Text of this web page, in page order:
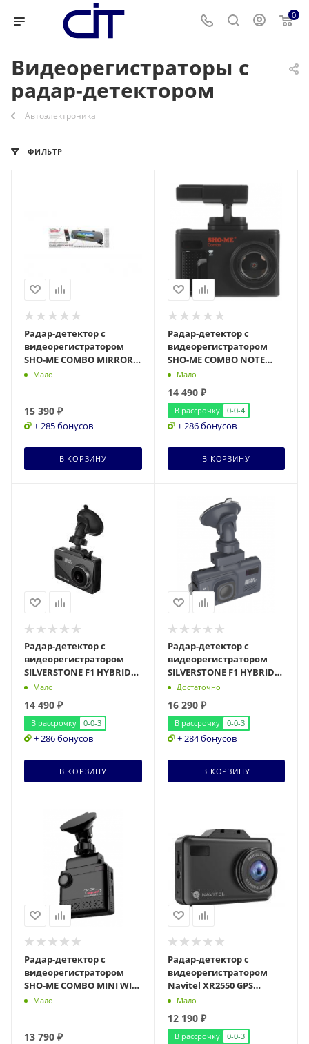
0
Видеорегистраторы с
радар-детектором
Автоэлектроника
ФИЛЬТР
Радар-детектор с
видеорегистратором
SHO-ME COMBO MIRROR
WIFI DUO
Мало
15 390 ₽
+ 285 бонусов
В КОРЗИНУ
Радар-детектор с
видеорегистратором
SHO-ME COMBO NOTE
WIFI DUO (Без камера
Мало
14 490₽
В рассрочку 0-0-4
+ 286 бонусов
В КОРЗИНУ
Радар-детектор с
видеорегистратором
SILVERSTONE F1 HYBRID
UNO S
Мало
14 490 ₽
В рассрочку 0-0-3
+ 286 бонусов
В КОРЗИНУ
Радар-детектор с
видеорегистратором
SILVERSTONE F1 HYBRID
UNO SPORT 4K WiFi
Достаточно
16 290₽
В рассрочку 0-0-3
+ 284 бонусов
В КОРЗИНУ
Радар-детектор с
видеорегистратором
SHO-ME COMBO MINI WIFI
PROМало
13 790 ₽
Радар-детектор с
видеорегистратором
Navitel XR2550 GPS
черный
Мало
12 190₽
В рассрочку 0-0-3